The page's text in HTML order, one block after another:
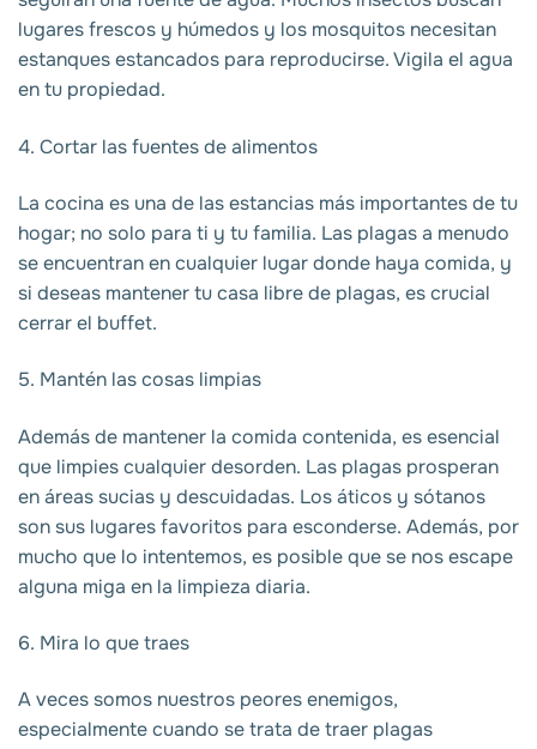
lugares frescos y húmedos y los mosquitos necesitan
estanques estancados para reproducirse. Vigila el agua
en tu propiedad.
4. Cortar las fuentes de alimentos
La cocina es una de las estancias más importantes de tu
hogar; no solo para ti y tu familia. Las plagas a menudo
se encuentran en cualquier lugar donde haya comida, y
si deseas mantener tu casa libre de plagas, es crucial
cerrar el buffet.
5. Mantén las cosas limpias
Además de mantener la comida contenida, es esencial
que limpies cualquier desorden. Las plagas prosperan
en áreas sucias y descuidadas. Los áticos y sótanos
son sus lugares favoritos para esconderse. Además, por
mucho que lo intentemos, es posible que se nos escape
alguna miga en la limpieza diaria.
6. Mira lo que traes
A veces somos nuestros peores enemigos,
especialmente cuando se trata de traer plagas